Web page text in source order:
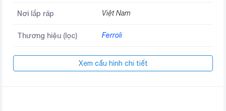
Nơi lắp ráp Việt Nam
Thương hiệu (lọc) Ferroli
Xem cấu hình chi tiết